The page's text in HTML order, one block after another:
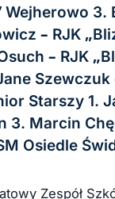
Wejherowo
– RJK
– RJK
Starszy 1.
3. Marcin
Osiedle
Zespół